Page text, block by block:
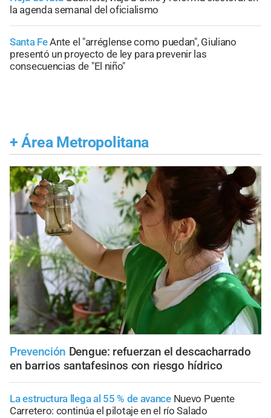
la agenda semanal del oficialismo
Santa FeAnte el "arréglense como puedan", Giuliano
presentó un proyecto de ley para prevenir las
consecuencias de "El niño"
+ Área Metropolitana
Prevención Dengue: refuerzan el descacharrado
en barrios santafesinos con riesgo hídrico
La estructura llega al 55 % de avance Nuevo Puente
Carretero: continúa el pilotaje en el río Salado